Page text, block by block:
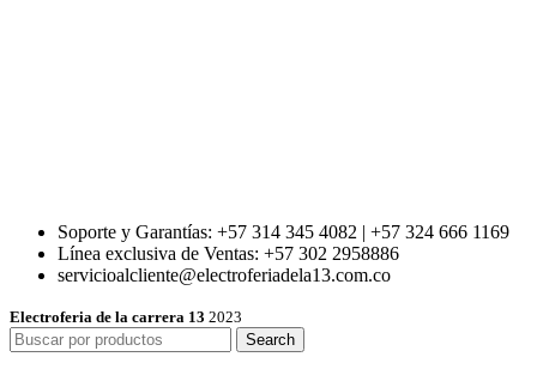
Soporte y Garantías: +57 314 345 4082 | +57 324 666 1169
Línea exclusiva de Ventas: +57 302 2958886
servicioalcliente@electroferiadela13.com.co
Electroferia de la carrera 13 2023
Search